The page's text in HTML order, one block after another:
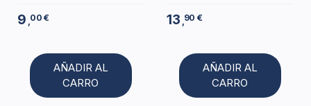
9 ,00 €
AÑADIR AL
CARRO
13 ,90 €
AÑADIR AL
CARRO